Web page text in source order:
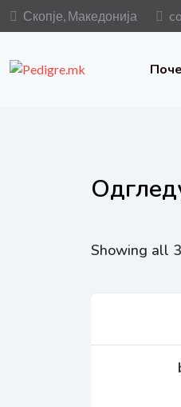
Скопје, Македонија
Showing all